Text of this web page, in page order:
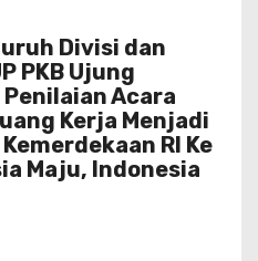
Divisi dan
PKB Ujung
Acara
Kerja Menjadi
RI Ke
Maju, Indonesia